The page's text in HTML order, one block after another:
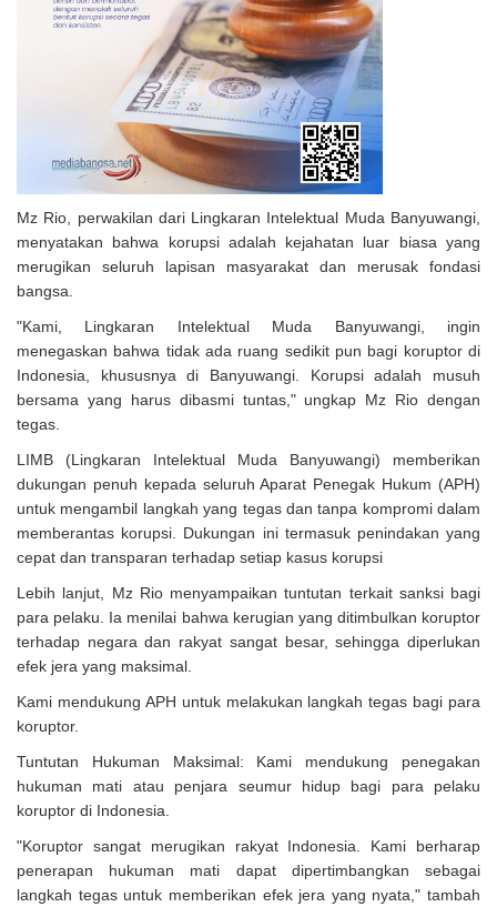
Mz Rio, perwakilan dari Lingkaran Intelektual Muda Banyuwangi,
menyatakan bahwa korupsi adalah kejahatan luar biasa yang
merugikan seluruh lapisan masyarakat dan merusak fondasi
bangsa.
"Kami, Lingkaran Intelektual Muda Banyuwangi, ingin
menegaskan bahwa tidak ada ruang sedikit pun bagi koruptor di
Indonesia, khususnya di Banyuwangi. Korupsi adalah musuh
bersama yang harus dibasmi tuntas," ungkap Mz Rio dengan
tegas.
LIMB (Lingkaran Intelektual Muda Banyuwangi) memberikan
dukungan penuh kepada seluruh Aparat Penegak Hukum (APH)
untuk mengambil langkah yang tegas dan tanpa kompromi dalam
memberantas korupsi. Dukungan ini termasuk penindakan yang
cepat dan transparan terhadap setiap kasus korupsi
Lebih lanjut, Mz Rio menyampaikan tuntutan terkait sanksi bagi
para pelaku. Ia menilai bahwa kerugian yang ditimbulkan koruptor
terhadap negara dan rakyat sangat besar, sehingga diperlukan
efek jera yang maksimal.
Kami mendukung APH untuk melakukan langkah tegas bagi para
koruptor.
Tuntutan Hukuman Maksimal: Kami mendukung penegakan
hukuman mati atau penjara seumur hidup bagi para pelaku
koruptor di Indonesia.
"Koruptor sangat merugikan rakyat Indonesia. Kami berharap
penerapan hukuman mati dapat dipertimbangkan sebagai
langkah tegas untuk memberikan efek jera yang nyata," tambah